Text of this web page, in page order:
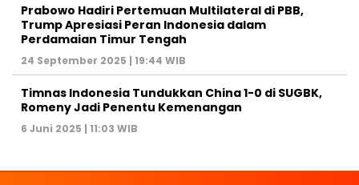
Prabowo Hadiri Pertemuan Multilateral di PBB,
Trump Apresiasi Peran Indonesia dalam
Perdamaian Timur Tengah
24 September 2025 | 19:44 WIB
Timnas Indonesia Tundukkan China 1-0 di SUGBK,
Romeny Jadi Penentu Kemenangan
6 Juni 2025 | 11:03 WIB